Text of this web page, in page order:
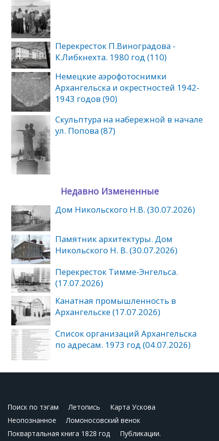
Перекресток П.Виноградова -
К.Либкнехта. 1980 год (110)
Немецкие аэрофотоснимки
Архангельска и окрестностей 1942-
1943 годов (90)
Скульптура на набережной в начале
ул. Попова (87)
Недавно Измененные
Дом Никольского Н.В. (30.07.2026)
Памятник архитектуры. Дом
Никольского Н. В. (30.07.2026)
Перекресток Тимме-Энгельса.
(17.07.2026)
Канатная промышленность в
Архангельске (17.07.2026)
Список организаций Архангельска
по адресам. 1973 год (04.07.2026)
Поиск по тэгам Летопись
Карта Ускова
Неопознанное
Ломоносовский венок
Поквартальная книга 1828 год
Публикации.